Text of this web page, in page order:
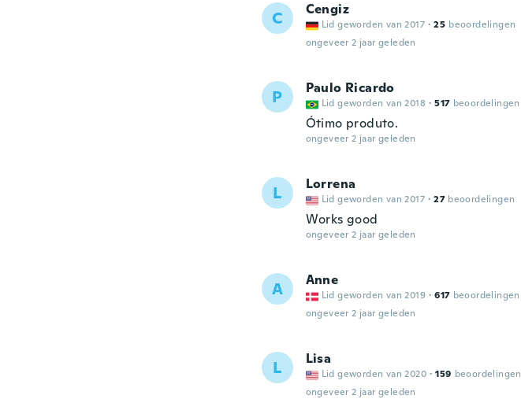
C Cengiz
Lid geworden van 2017 · 25 beoordelingen
ongeveer 2 jaar geleden
P Paulo Ricardo
Lid geworden van 2018 · 517 beoordelingen
Ótimo produto.
ongeveer 2 jaar geleden
L Lorrena
Lid geworden van 2017 · 27 beoordelingen
Works good
ongeveer 2 jaar geleden
A Anne
Lid geworden van 2019 · 617 beoordelingen
ongeveer 2 jaar geleden
L Lisa
Lid geworden van 2020 · 159 beoordelingen
ongeveer 2 jaar geleden